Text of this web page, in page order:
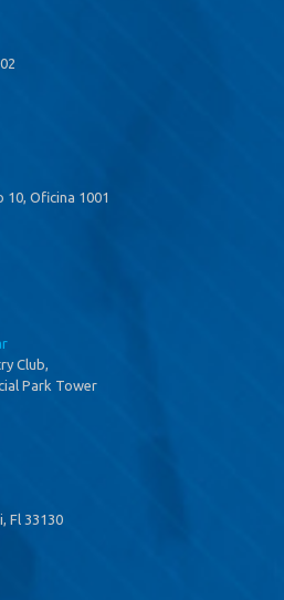
10, Oficina 1001
Club,
Park Tower
Fl 33130